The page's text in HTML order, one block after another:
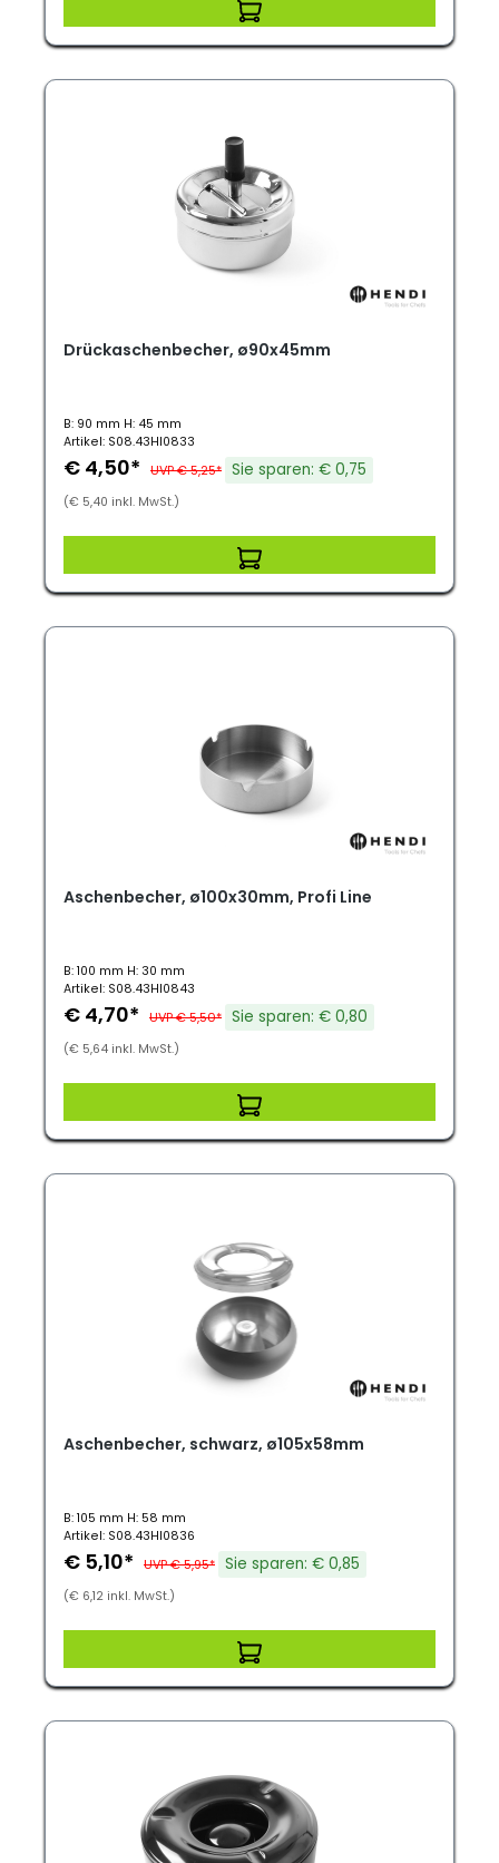
Drückaschenbecher, ø90x45mm
B: 90 mm H: 45 mm
Artikel: S08.43HI0833
€ 4,50* UVP € 5,25* Sie sparen: € 0,75
(€ 5,40 inkl. MwSt.)
Aschenbecher, ø100x30mm, Profi Line
B: 100 mm H: 30 mm
Artikel: S08.43HI0843
€ 4,70* UVP € 5,50* Sie sparen: € 0,80
(€ 5,64 inkl. MwSt.)
Aschenbecher, schwarz, ø105x58mm
B: 105 mm H: 58 mm
Artikel: S08.43HI0836
€ 5,10* UVP € 5,95* Sie sparen: € 0,85
(€ 6,12 inkl. MwSt.)